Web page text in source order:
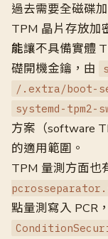
過去需要全磁碟
TPM 晶片存放加
能讓不具備實體
礎開機金鑰，由
/.extra/boot-
systemd-tpm2-
方案（software
的適用範圍。
TPM 量測方面也
點量測寫入 PCR